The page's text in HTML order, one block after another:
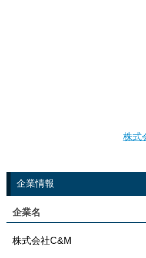
株式
企業情報
企業名
株式会社C&M